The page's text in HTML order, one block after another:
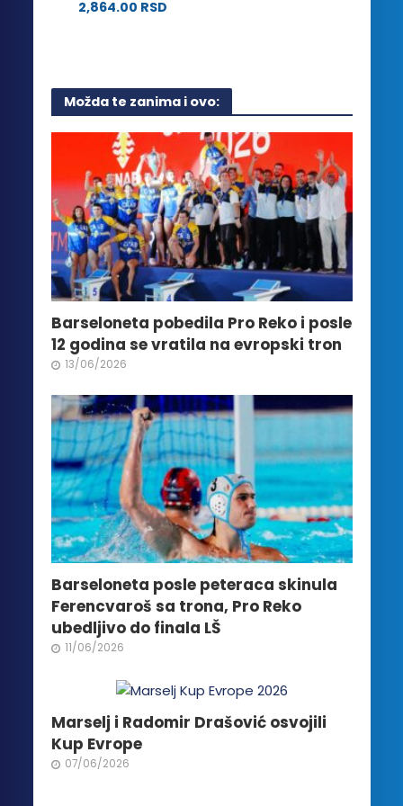
izabrane
2,864.00 RSD
više
varijanti.
Opcije
mogu
biti
izabrane
na
stranici
proizvoda.
Možda te zanima i ovo:
Barseloneta pobedila Pro Reko i posle
12 godina se vratila na evropski tron
13/06/2026
Barseloneta posle peteraca skinula
Ferencvaroš sa trona, Pro Reko
ubedljivo do finala LŠ
11/06/2026
Marselj i Radomir Drašović osvojili
Kup Evrope
07/06/2026